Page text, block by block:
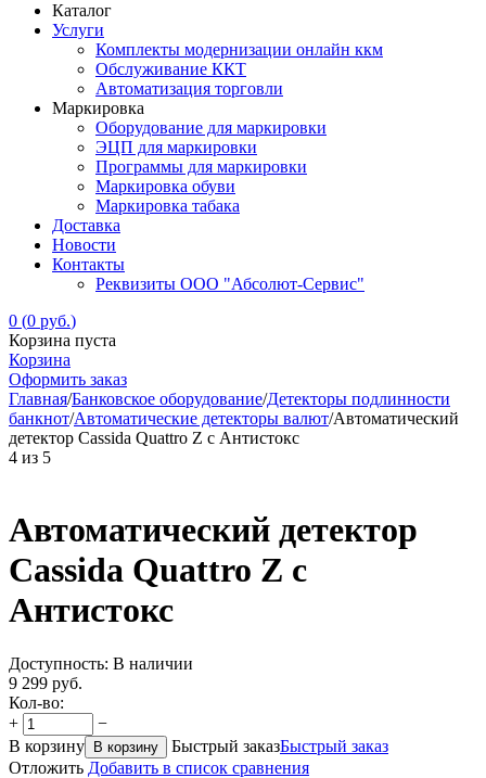
Каталог
Услуги
Комплекты модернизации онлайн ккм
Обслуживание ККТ
Автоматизация торговли
Маркировка
Оборудование для маркировки
ЭЦП для маркировки
Программы для маркировки
Маркировка обуви
Маркировка табака
Доставка
Новости
Контакты
Реквизиты ООО "Абсолют-Сервис"
0 (0 руб.)
Корзина пуста
Корзина
Оформить заказ
Главная/Банковское оборудование/Детекторы подлинности
банкнот/Автоматические детекторы валют/Автоматический
детектор Cassida Quattro Z с Антистокс
4 из 5
Автоматический детектор
Cassida Quattro Z с
Антистокс
Доступность: В наличии
9 299 руб.
Кол-во:
+
−
В корзину
В корзину Быстрый заказБыстрый заказ
Отложить Добавить в список сравнения